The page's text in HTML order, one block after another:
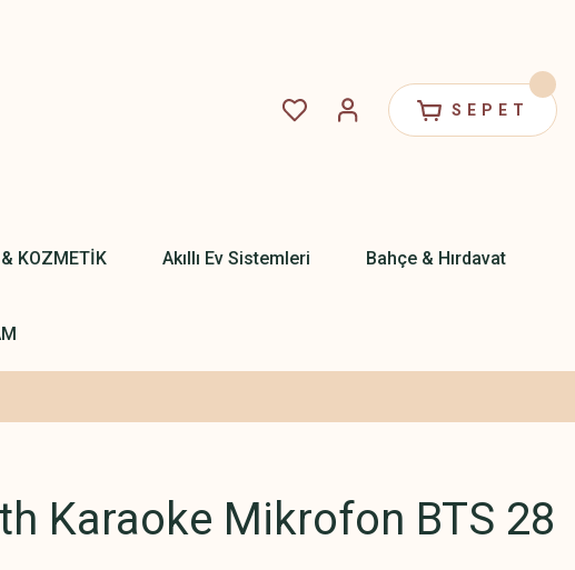
SEPET
KOZMETİK Akıllı Ev Sistemleri Bahçe & Hırdavat
Karaoke Mikrofon BTS 28